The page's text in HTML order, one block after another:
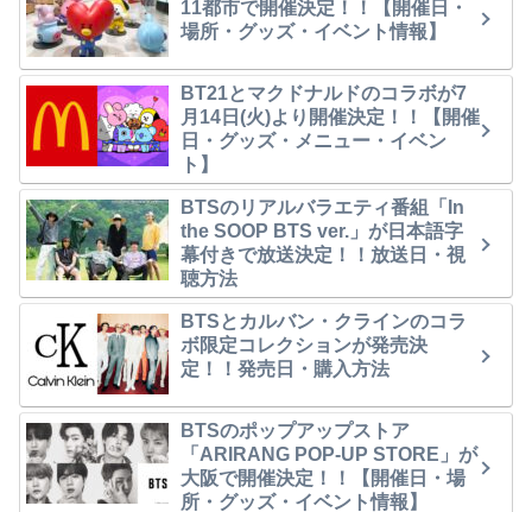
11都市で開催決定！！【開催日・
場所・グッズ・イベント情報】
BT21とマクドナルドのコラボが7
月14日(火)より開催決定！！【開催
日・グッズ・メニュー・イベン
ト】
BTSのリアルバラエティ番組「In
the SOOP BTS ver.」が日本語字
幕付きで放送決定！！放送日・視
聴方法
BTSとカルバン・クラインのコラ
ボ限定コレクションが発売決
定！！発売日・購入方法
BTSのポップアップストア
「ARIRANG POP-UP STORE」が
大阪で開催決定！！【開催日・場
所・グッズ・イベント情報】